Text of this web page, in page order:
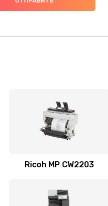
Ricoh MP CW2203